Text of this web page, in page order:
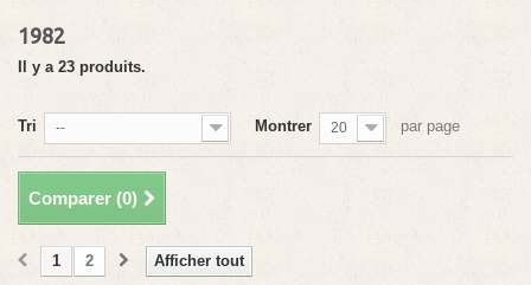
1982
Il y a 23 produits.
Tri -- Montrer 20 par page
Comparer (0)
Afficher tout
1 2